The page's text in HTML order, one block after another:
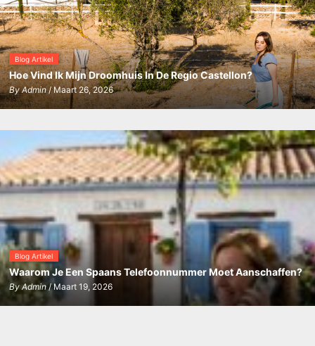
Blog Artikel
Hoe Vind Ik Mijn Droomhuis In De Regio Castellon?
ByAdmin/ Maart 26, 2026
Blog Artikel
Waarom Je Een Spaans Telefoonnummer Moet Aanschaffen?
By Admin/ Maart 19, 2026